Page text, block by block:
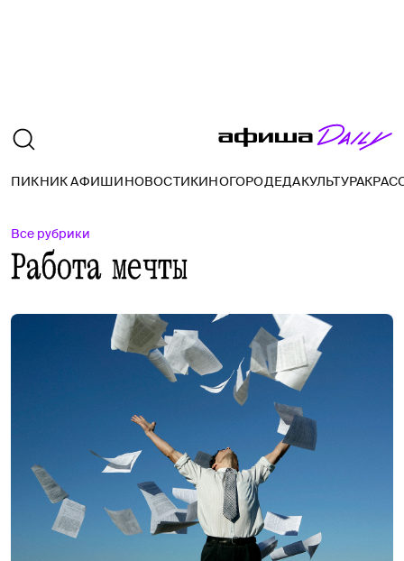
ПИКНИК АФИШИНОВОСТИКИНОГОРОДЕДАКУЛЬТУРА
Все рубрики
Работа мечты